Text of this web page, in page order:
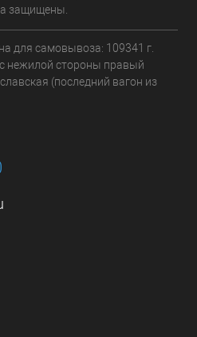
защищены.
для самовывоза: 109341 г.
нежилой стороны правый
(последний вагон из